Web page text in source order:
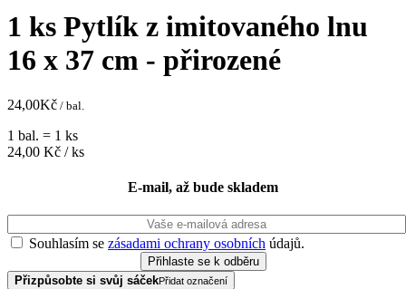
1 ks Pytlík z imitovaného lnu
16 x 37 cm - přirozené
24,00Kč / bal.
1 bal. = 1 ks
24,00 Kč / ks
E-mail, až bude skladem
Souhlasím se zásadami ochrany osobních údajů.
Přizpůsobte si svůj sáčekPřidat označení